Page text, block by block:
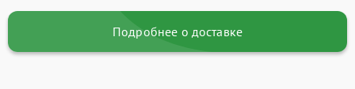
Подробнее о доставке